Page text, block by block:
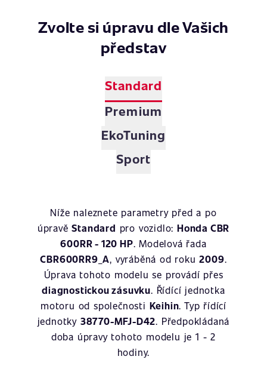
Zvolte si úpravu dle Vašich
představ
Standard
Premium
EkoTuning
Sport
Níže naleznete parametry před a po
úpravěStandard pro vozidlo: Honda CBR
600RR - 120 HP. Modelová řada
CBR600RR9_A, vyráběná od roku2009.
Úprava tohoto modelu se provádí přes
diagnostickou zásuvku. Řídící jednotka
motoru od společnosti Keihin. Typ řídící
jednotky 38770-MFJ-D42. Předpokládaná
doba úpravy tohoto modelu je 1 - 2
hodiny.